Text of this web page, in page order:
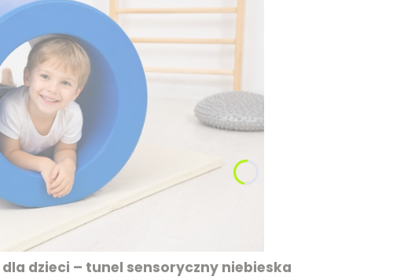
dzieci – tunel sensoryczny niebieska